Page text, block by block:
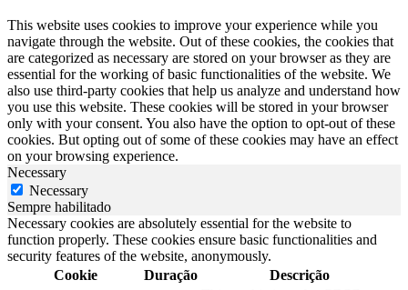
This website uses cookies to improve your experience while you
navigate through the website. Out of these cookies, the cookies that
are categorized as necessary are stored on your browser as they are
essential for the working of basic functionalities of the website. We
also use third-party cookies that help us analyze and understand how
you use this website. These cookies will be stored in your browser
only with your consent. You also have the option to opt-out of these
cookies. But opting out of some of these cookies may have an effect
on your browsing experience.
Necessary
Necessary
Sempre habilitado
Necessary cookies are absolutely essential for the website to
function properly. These cookies ensure basic functionalities and
security features of the website, anonymously.
Cookie
Duração Descrição